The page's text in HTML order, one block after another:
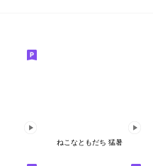
ねこなともだち 猛暑